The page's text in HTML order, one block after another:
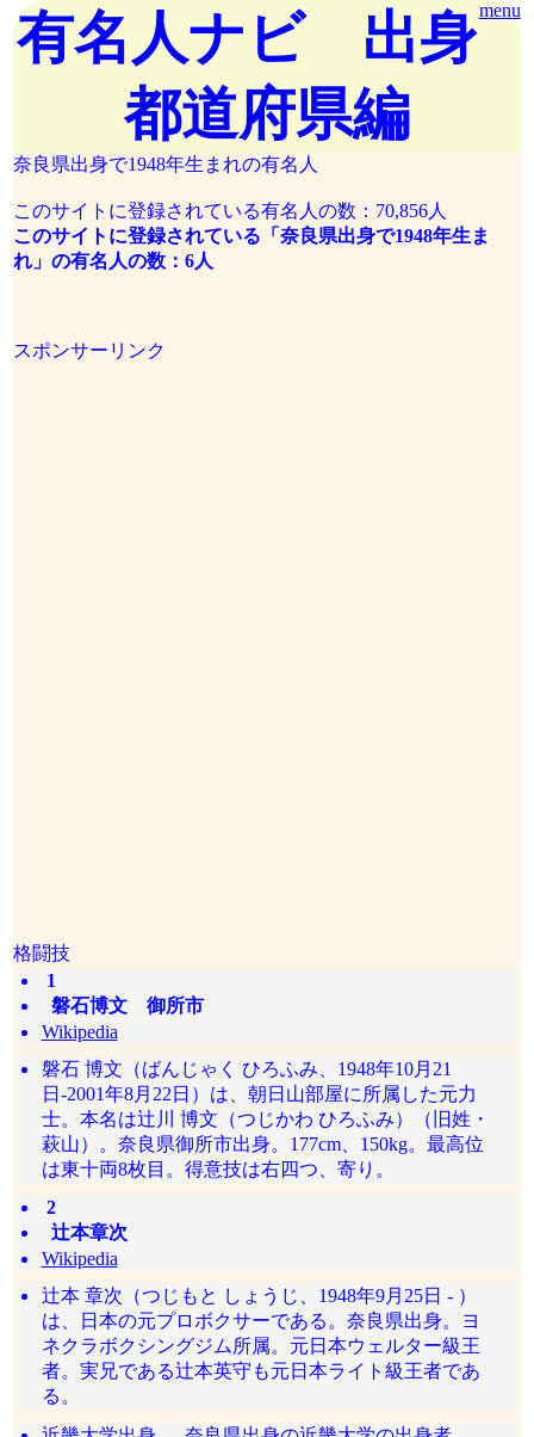
menu
有名人ナビ 出身
都道府県編
奈良県出身で1948年生まれの有名人
このサイトに登録されている有名人の数：70,856人
このサイトに登録されている「奈良県出身で1948年生ま
れ」の有名人の数：6人
スポンサーリンク
格闘技
1
磐石博文 御所市
Wikipedia
磐石 博文（ばんじゃく ひろふみ、1948年10月21
日-2001年8月22日）は、朝日山部屋に所属した元力
士。本名は辻川 博文（つじかわ ひろふみ）（旧姓・
萩山）。奈良県御所市出身。177cm、150kg。最高位
は東十両8枚目。得意技は右四つ、寄り。
2
辻本章次
Wikipedia
辻本 章次（つじもと しょうじ、1948年9月25日 - ）
は、日本の元プロボクサーである。奈良県出身。ヨ
ネクラボクシングジム所属。元日本ウェルター級王
者。実兄である辻本英守も元日本ライト級王者であ
る。